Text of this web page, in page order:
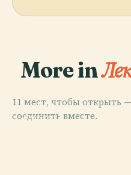
More in
11 мест, чтобы открыть
соединить вместе.
PLACE
Стадио
PLACE